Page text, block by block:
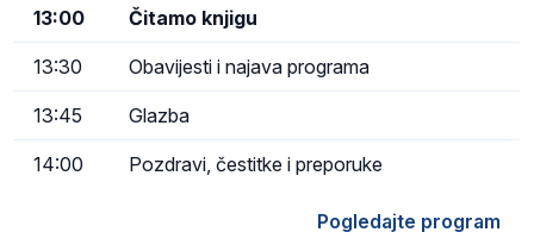
13:00 Čitamo knjigu
13:30 Obavijesti i najava programa
13:45 Glazba
14:00 Pozdravi, čestitke i preporuke
Pogledajte program